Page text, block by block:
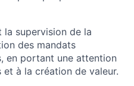
la supervision de la
des mandats
en portant une attention
à la création de valeur.